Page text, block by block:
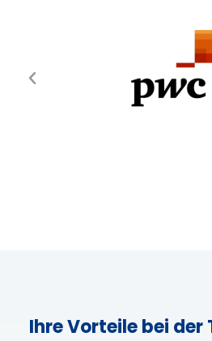
Ihre Vorteile bei